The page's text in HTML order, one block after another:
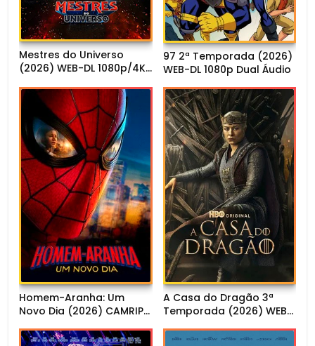
Mestres do Universo
(2026) WEB-DL 1080p/4K
97 2ª Temporada (2026)
WEB-DL 1080p Dual Áudio
Homem-Aranha: Um
Novo Dia (2026) CAMRIP
A Casa do Dragão 3ª
Temporada (2026) WEB-